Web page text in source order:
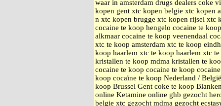
waar in amsterdam drugs dealers coke
kopen gent xtc kopen belgie xtc kopen
n xtc kopen brugge xtc kopen rijsel xtc
cocaine te koop hengelo cocaine te
alkmaar cocaine te koop veenendaal
xtc te koop amsterdam xtc te koop
koop haarlem xtc te koop haarlem xtc
kristallen te koop mdma kristallen te
cocaine te koop cocaine te koop
koop cocaïne te koop Nederland /
koop Brussel Gent coke te koop
online Ketamine online ghb gezocht
belgie xtc gezocht mdma gezocht